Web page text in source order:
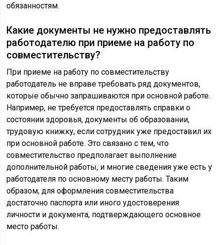
обязанностям.
Какие документы не нужно предоставлять
работодателю при приеме на работу по
совместительству?
При приеме на работу по совместительству
работодатель не вправе требовать ряд документов,
которые обычно запрашиваются при основной работе.
Например, не требуется предоставлять справки о
состоянии здоровья, документы об образовании,
трудовую книжку, если сотрудник уже предоставил их
при основной работе. Это связано с тем, что
совместительство предполагает выполнение
дополнительной работы, и многие сведения уже есть у
работодателя по основному месту работы. Таким
образом, для оформления совместительства
достаточно паспорта или иного удостоверения
личности и документа, подтверждающего основное
место работы.